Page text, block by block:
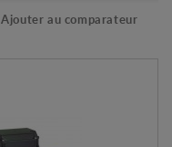
Ajouter au comparateur